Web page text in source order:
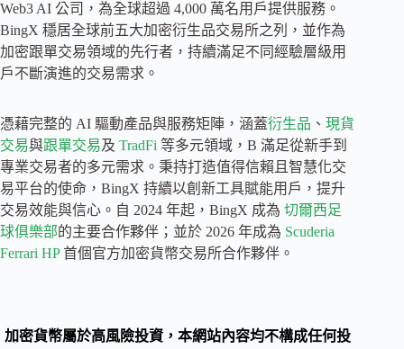
Web3 AI 公司，為全球超過 4,000 萬名用戶提供服務。
BingX 穩居全球前五大加密衍生品交易所之列，並作為
加密跟單交易領域的先行者，持續滿足不同經驗層級用
戶不斷演進的交易需求。
憑藉完整的 AI 驅動產品與服務矩陣，涵蓋衍生品 、 現貨
交易與跟單交易及 TradFi 等多元領域，B 滿足從新手到
專業交易者的多元需求。秉持打造值得信賴且智慧化交
易平台的使命，BingX 持續以創新工具賦能用戶，提升
交易效能與信心。自 2024 年起，BingX 成為 切爾西足
球俱樂部的主要合作夥伴；並於 2026 年成為 Scuderia
Ferrari HP首個官方加密貨幣交易所合作夥伴。
加密貨幣屬於高風險投資，本網站內容均不構成任何投